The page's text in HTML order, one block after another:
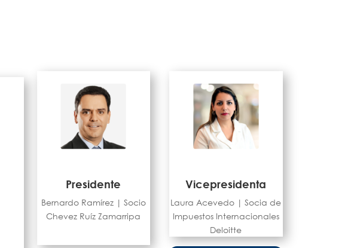
Presidente
Bernardo Ramírez | Socio
Chevez Ruíz Zamarripa
Vicepresidenta
Laura Acevedo |Socia de
Impuestos Internacionales
Deloitte